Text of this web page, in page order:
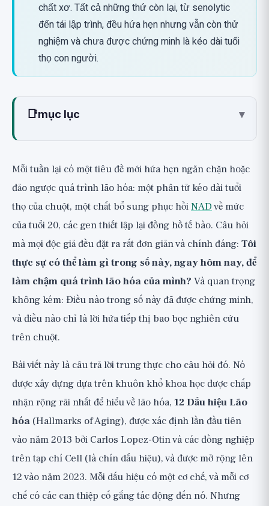
chất xơ. Tất cả những thứ còn lại, từ senolytic
đến tái lập trình, đều hứa hẹn nhưng vẫn còn thử
nghiệm và chưa được chứng minh là kéo dài tuổi
thọ con người.
📑mục lục ▾
2. Rút ngắn telomere: Bảo vệ các đầu
mút nhiễm sắc thể
3. Thay đổi biểu sinh: Thiết lập lại đồng
4. Mất cân bằng nội môi protein
(Proteostasis)
5. Autophagy bị vô hiệu hóa: Hệ thống tái
chế tế bào
6. Cảm nhận chất dinh dưỡng bị rối loạn:
Các con đường mTOR, AMPK và hạn chế
7. Rối loạn chức năng ty thể: Nhà máy
năng lượng
8. Lão hóa tế bào: Tế bào zombie và
Senolytic
9. Suy kiệt tế bào gốc: Kho dự trữ tái tạo
10. Giao tiếp giữa các tế bào bị rối loạn
11. Viêm mãn tính: Inflammaging
Mỗi tuần lại có một tiêu đề mới hứa hẹn ngăn chặn hoặc
đảo ngược quá trình lão hóa: một phân tử kéo dài tuổi
thọ của chuột, một chất bổ sung phục hồiNADvề mức
của tuổi 20, các gen thiết lập lại đồng hồ tế bào. Câu hỏi
mà mọi độc giả đều đặt ra rất đơn giản và chính đáng: Tôi
thực sự có thể làm gì trong số này, ngay hôm nay, để
làm chậm quá trình lão hóa của mình? Và quan trọng
không kém: Điều nào trong số này đã được chứng minh,
và điều nào chỉ là lời hứa tiếp thị bao bọc nghiên cứu
trên chuột.
Bài viết này là câu trả lời trung thực cho câu hỏi đó. Nó
được xây dựng dựa trên khuôn khổ khoa học được chấp
nhận rộng rãi nhất để hiểu về lão hóa, 12 Dấu hiệu Lão
hóa (Hallmarks of Aging), được xác định lần đầu tiên
vào năm 2013 bởi Carlos Lopez-Otin và các đồng nghiệp
trên tạp chí Cell (là chín dấu hiệu), và được mở rộng lên
12 vào năm 2023. Mỗi dấu hiệu có một cơ chế, và mỗi cơ
chế có các can thiệp cố gắng tác động đến nó. Nhưng